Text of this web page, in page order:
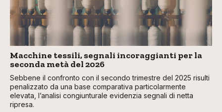
Macchine tessili, segnali incoraggianti per la
seconda metà del 2026
Sebbene il confronto con il secondo trimestre del 2025 risulti
penalizzato da una base comparativa particolarmente
elevata, l’analisi congiunturale evidenzia segnali di netta
ripresa.